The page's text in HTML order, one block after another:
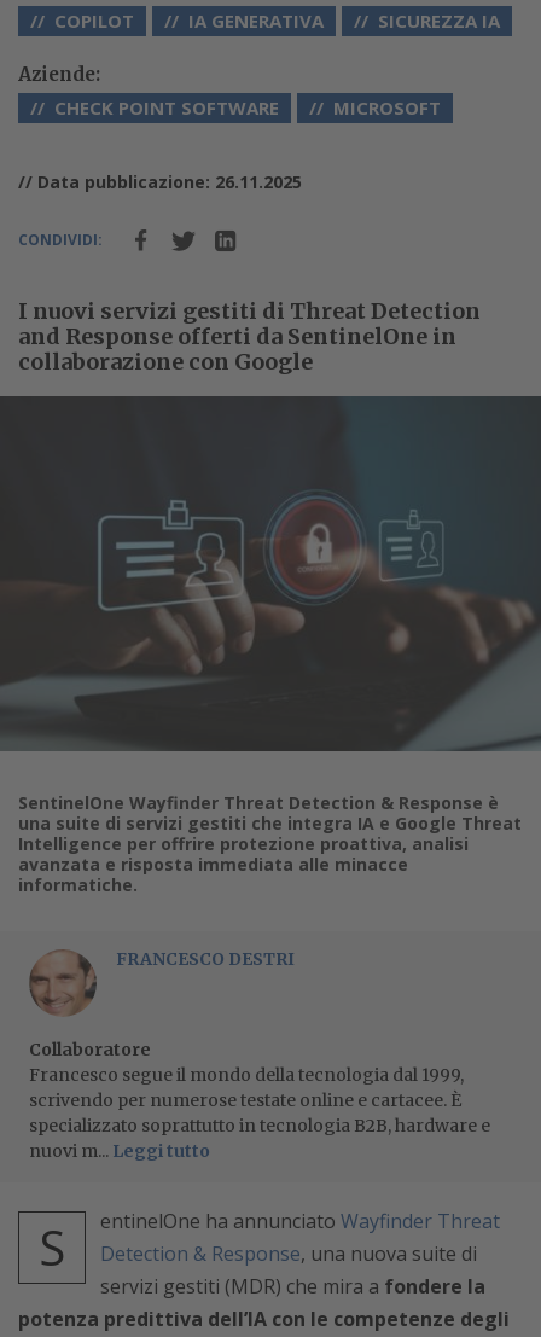
COPILOT IA GENERATIVA SICUREZZA IA
Aziende:
CHECK POINT SOFTWARE MICROSOFT
// Data pubblicazione: 26.11.2025
CONDIVIDI:
I nuovi servizi gestiti di Threat Detection
and Response offerti da SentinelOne in
collaborazione con Google
SentinelOne Wayfinder Threat Detection & Response è
una suite di servizi gestiti che integra IA e Google Threat
Intelligence per offrire protezione proattiva, analisi
avanzata e risposta immediata alle minacce
informatiche.
FRANCESCO DESTRI
Collaboratore
Francesco segue il mondo della tecnologia dal 1999,
scrivendo per numerose testate online e cartacee. È
specializzato soprattutto in tecnologia B2B, hardware e
nuovi m... Leggi tutto
S entinelOne ha annunciato Wayfinder Threat
Detection & Response, una nuova suite di
servizi gestiti (MDR) che mira a fondere la
potenza predittiva dell’IA con le competenze degli